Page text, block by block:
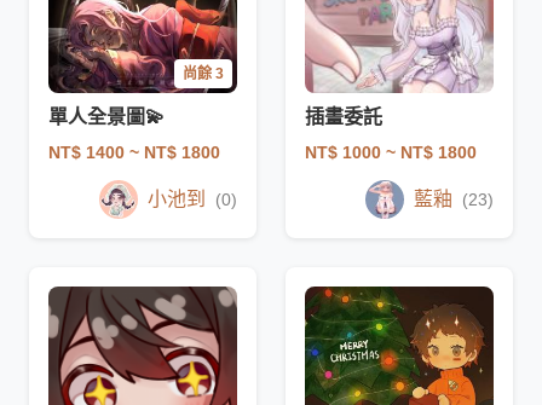
尚餘 3
單人全景圖💫
NT$ 1400 ~ NT$ 1800
小池到 (0)
插畫委託
NT$ 1000 ~ NT$ 1800
藍釉 (23)